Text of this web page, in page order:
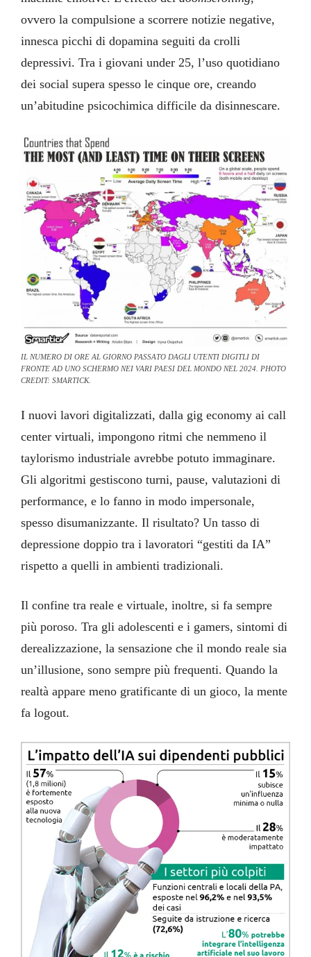
ovvero la compulsione a scorrere notizie negative,
innesca picchi di dopamina seguiti da crolli
depressivi. Tra i giovani under 25, l’uso quotidiano
dei social supera spesso le cinque ore, creando
un’abitudine psicochimica difficile da disinnescare.
IL NUMERO DI ORE AL GIORNO PASSATO DAGLI UTENTI DIGITLI DI
FRONTE AD UNO SCHERMO NEI VARI PAESI DEL MONDO NEL 2024. PHOTO
CREDIT: SMARTICK.
I nuovi lavori digitalizzati, dalla gig economy ai call
center virtuali, impongono ritmi che nemmeno il
taylorismo industriale avrebbe potuto immaginare.
Gli algoritmi gestiscono turni, pause, valutazioni di
performance, e lo fanno in modo impersonale,
spesso disumanizzante. Il risultato? Un tasso di
depressione doppio tra i lavoratori “gestiti da IA”
rispetto a quelli in ambienti tradizionali.
Il confine tra reale e virtuale, inoltre, si fa sempre
più poroso. Tra gli adolescenti e i gamers, sintomi di
derealizzazione, la sensazione che il mondo reale sia
un’illusione, sono sempre più frequenti. Quando la
realtà appare meno gratificante di un gioco, la mente
fa logout.